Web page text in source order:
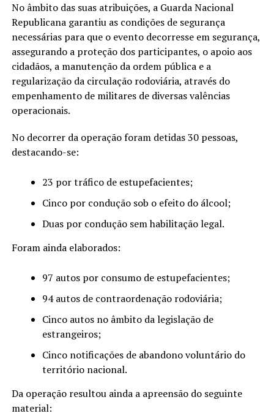
No âmbito das suas atribuições, a Guarda Nacional
Republicana garantiu as condições de segurança
necessárias para que o evento decorresse em segurança,
assegurando a proteção dos participantes, o apoio aos
cidadãos, a manutenção da ordem pública e a
regularização da circulação rodoviária, através do
empenhamento de militares de diversas valências
operacionais.
No decorrer da operação foram detidas 30 pessoas,
destacando-se:
23 por tráfico de estupefacientes;
Cinco por condução sob o efeito do álcool;
Duas por condução sem habilitação legal.
Foram ainda elaborados:
97 autos por consumo de estupefacientes;
94 autos de contraordenação rodoviária;
Cinco autos no âmbito da legislação de
estrangeiros;
Cinco notificações de abandono voluntário do
território nacional.
Da operação resultou ainda a apreensão do seguinte
material: